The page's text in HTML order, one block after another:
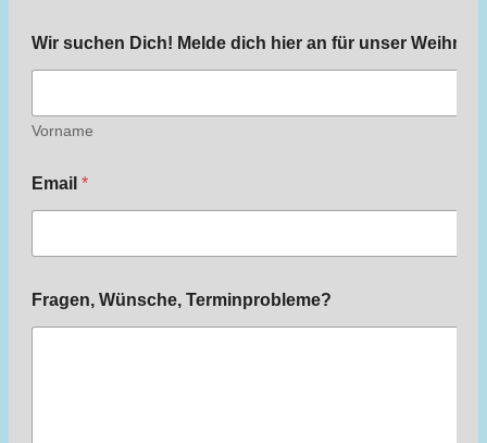
Wir suchen Dich! Melde dich hier an für unser
Vorname
Email *
Fragen, Wünsche, Terminprobleme?